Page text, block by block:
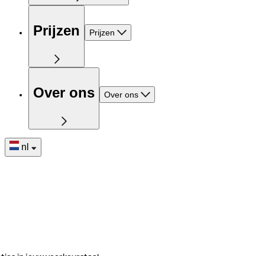
Prijzen Prijzen
Over ons Over ons
nl